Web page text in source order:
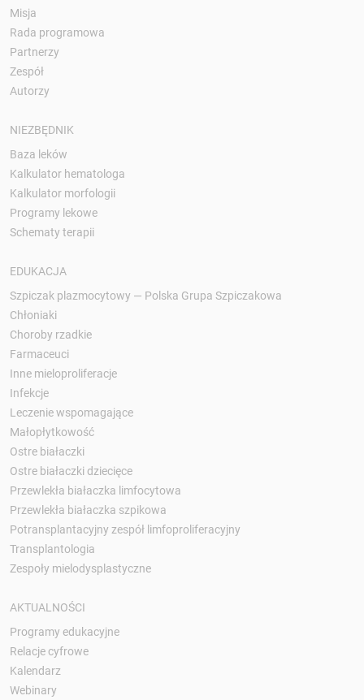
Misja
Rada programowa
Partnerzy
Zespół
Autorzy
NIEZBĘDNIK
Baza leków
Kalkulator hematologa
Kalkulator morfologii
Programy lekowe
Schematy terapii
EDUKACJA
Szpiczak plazmocytowy — Polska Grupa Szpiczakowa
Chłoniaki
Choroby rzadkie
Farmaceuci
Inne mieloproliferacje
Infekcje
Leczenie wspomagające
Małopłytkowość
Ostre białaczki
Ostre białaczki dziecięce
Przewlekła białaczka limfocytowa
Przewlekła białaczka szpikowa
Potransplantacyjny zespół limfoproliferacyjny
Transplantologia
Zespoły mielodysplastyczne
AKTUALNOŚCI
Programy edukacyjne
Relacje cyfrowe
Kalendarz
Webinary